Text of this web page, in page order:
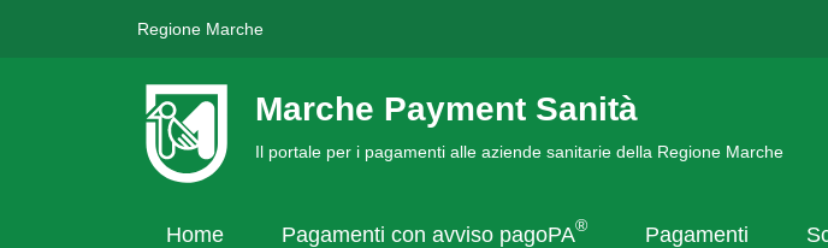
Regione Marche
Marche Payment Sanità
Il portale per i pagamenti alle aziende sanitarie della Regione Marche
Home Pagamenti con avviso pagoPA® Pagamenti